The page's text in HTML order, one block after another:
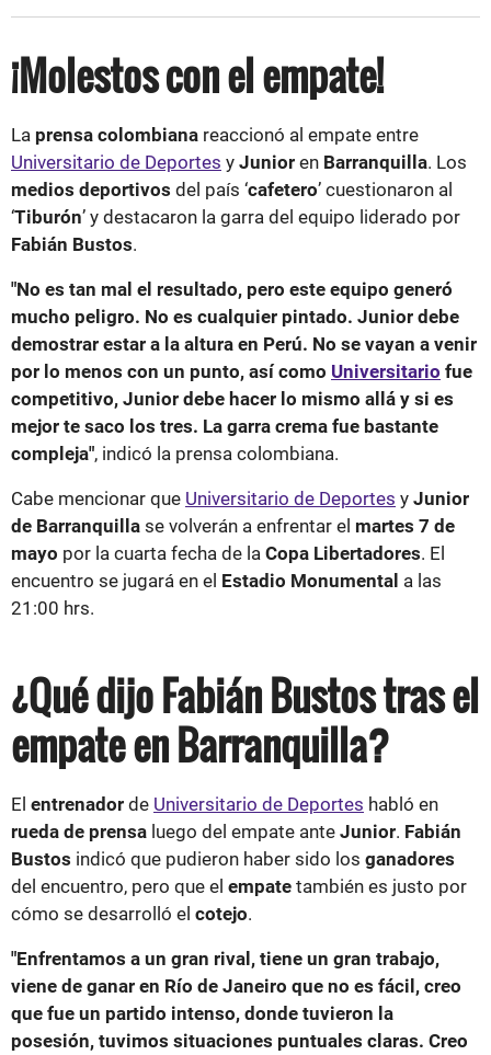
¡Molestos con el empate!
La prensa colombiana reaccionó al empate entre
Universitario de Deportes y Junior en Barranquilla. Los
medios deportivos del país ‘cafetero’ cuestionaron al
‘Tiburón’ y destacaron la garra del equipo liderado por
Fabián Bustos.
"No es tan mal el resultado, pero este equipo generó
mucho peligro. No es cualquier pintado. Junior debe
demostrar estar a la altura en Perú. No se vayan a venir
por lo menos con un punto, así como Universitario fue
competitivo, Junior debe hacer lo mismo allá y si es
mejor te saco los tres. La garra crema fue bastante
compleja", indicó la prensa colombiana.
Cabe mencionar que Universitario de Deportes y Junior
de Barranquilla se volverán a enfrentar el martes 7 de
mayo por la cuarta fecha de la Copa Libertadores. El
encuentro se jugará en el Estadio Monumental a las
21:00 hrs.
¿Qué dijo Fabián Bustos tras el
empate en Barranquilla?
El entrenador de Universitario de Deportes habló en
rueda de prensa luego del empate ante Junior. Fabián
Bustos indicó que pudieron haber sido los ganadores
del encuentro, pero que el empate también es justo por
cómo se desarrolló el cotejo.
"Enfrentamos a un gran rival, tiene un gran trabajo,
viene de ganar en Río de Janeiro que no es fácil, creo
que fue un partido intenso, donde tuvieron la
posesión, tuvimos situaciones puntuales claras. Creo